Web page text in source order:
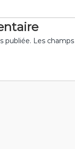
publiée. Les